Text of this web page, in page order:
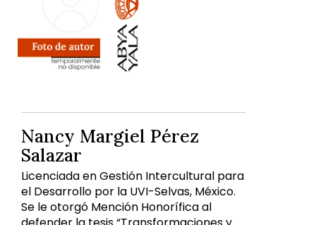
Nancy Margiel Pérez
Salazar
Licenciada en Gestión Intercultural para
el Desarrollo por la UVI-Selvas, México.
Se le otorgó Mención Honorífica al